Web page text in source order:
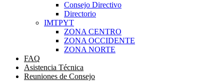
Consejo Directivo
Directorio
IMTPYT
ZONA CENTRO
ZONA OCCIDENTE
ZONA NORTE
FAQ
Asistencia Técnica
Reuniones de Consejo